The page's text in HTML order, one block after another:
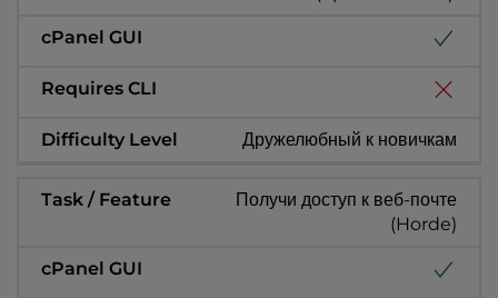
Дружелюбный к новичкам
Получи доступ к веб-почте
(Horde)